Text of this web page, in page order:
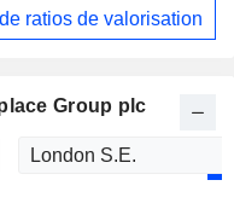
ratios de valorisation
Group plc